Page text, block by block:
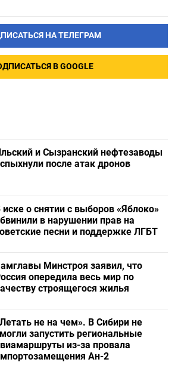
НА ТЕЛЕГРАМ
В GOOGLE
и Сызранский нефтезаводы
после атак дронов
иске о снятии с выборов «Яблоко»
в нарушении прав на
песни и поддержке ЛГБТ
Минстроя заявил, что
опередила весь мир по
строящегося жилья
не на чем». В Сибири не
запустить региональные
из-за провала
Ан-2